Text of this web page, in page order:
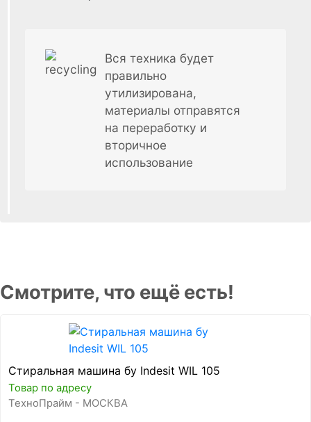
Вся техника будет
правильно
утилизирована,
материалы отправятся
на переработку и
вторичное
использование
Смотрите, что ещё есть!
Стиральная машина бу Indesit WIL 105
Товар по адресу
ТехноПрайм - МОСКВА